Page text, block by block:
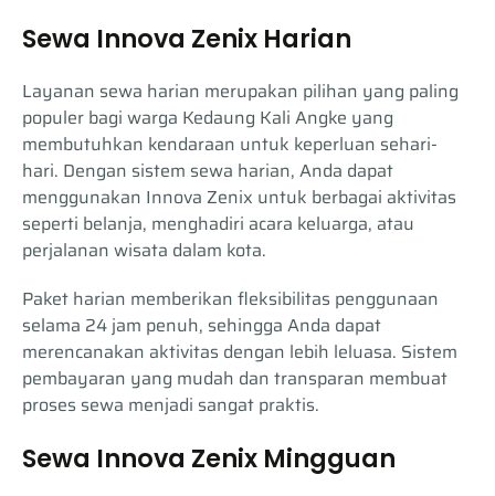
Sewa Innova Zenix Harian
Layanan sewa harian merupakan pilihan yang paling
populer bagi warga Kedaung Kali Angke yang
membutuhkan kendaraan untuk keperluan sehari-
hari. Dengan sistem sewa harian, Anda dapat
menggunakan Innova Zenix untuk berbagai aktivitas
seperti belanja, menghadiri acara keluarga, atau
perjalanan wisata dalam kota.
Paket harian memberikan fleksibilitas penggunaan
selama 24 jam penuh, sehingga Anda dapat
merencanakan aktivitas dengan lebih leluasa. Sistem
pembayaran yang mudah dan transparan membuat
proses sewa menjadi sangat praktis.
Sewa Innova Zenix Mingguan